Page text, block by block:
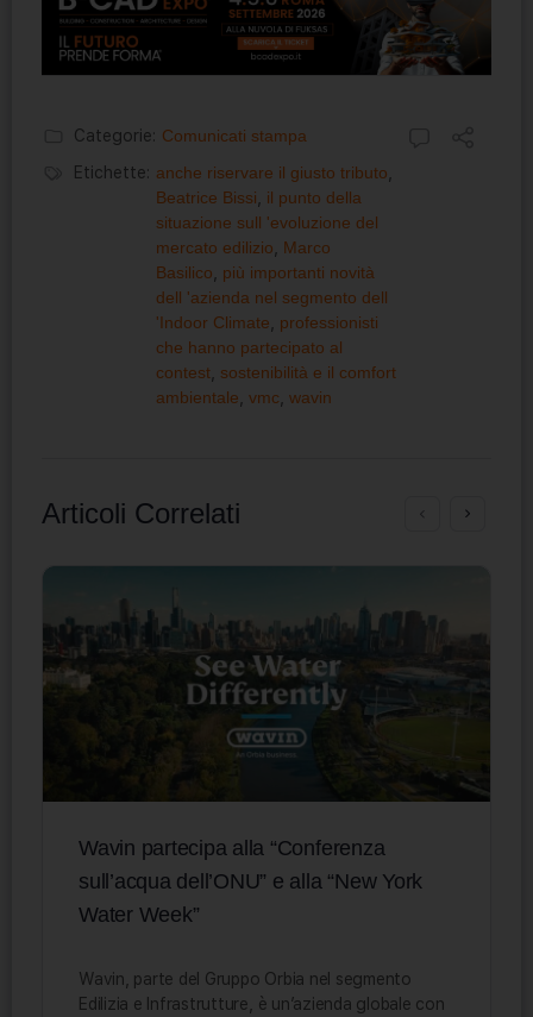
Categorie: Comunicati stampa
Etichette: anche riservare il giusto tributo
Beatrice Bissi
il punto della
situazione sull 'evoluzione del
mercato edilizio
Marco
Basilico
più importanti novità
dell 'azienda nel segmento dell
'Indoor Climate
professionisti
che hanno partecipato al
contest sostenibilità e il comfort
ambientale vmc wavin
Articoli Correlati
Wavin partecipa alla “Conferenza
sull’acqua dell’ONU” e alla “New York
Water Week”
Wavin, parte del Gruppo Orbia nel segmento
Edilizia e Infrastrutture, è un’azienda globale con